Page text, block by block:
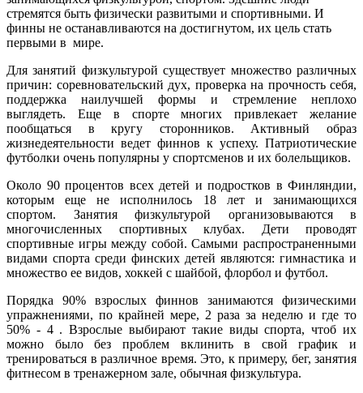
стремятся быть физически развитыми и спортивными. И
финны не останавливаются на достигнутом, их цель стать
первыми в мире.
Для занятий физкультурой существует множество различных
причин: соревновательский дух, проверка на прочность себя,
поддержка наилучшей формы и стремление неплохо
выглядеть. Еще в спорте многих привлекает желание
пообщаться в кругу сторонников. Активный образ
жизнедеятельности ведет финнов к успеху. Патриотические
футболки очень популярны у спортсменов и их болельщиков.
Около 90 процентов всех детей и подростков в Финляндии,
которым еще не исполнилось 18 лет и занимающихся
спортом. Занятия физкультурой организовываются в
многочисленных спортивных клубах. Дети проводят
спортивные игры между собой. Самыми распространенными
видами спорта среди финских детей являются: гимнастика и
множество ее видов, хоккей с шайбой, флорбол и футбол.
Порядка 90% взрослых финнов занимаются физическими
упражнениями, по крайней мере, 2 раза за неделю и где то
50% - 4 . Взрослые выбирают такие виды спорта, чтоб их
можно было без проблем вклинить в свой график и
тренироваться в различное время. Это, к примеру, бег, занятия
фитнесом в тренажерном зале, обычная физкультура.